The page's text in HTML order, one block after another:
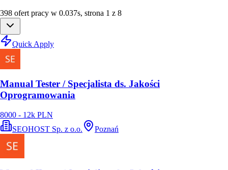
398 ofert pracy w 0.037s, strona 1 z 8
Quick Apply
Manual Tester / Specjalista ds. Jakości
Oprogramowania
8000 - 12k PLN
SEOHOST Sp. z o.o.
Poznań